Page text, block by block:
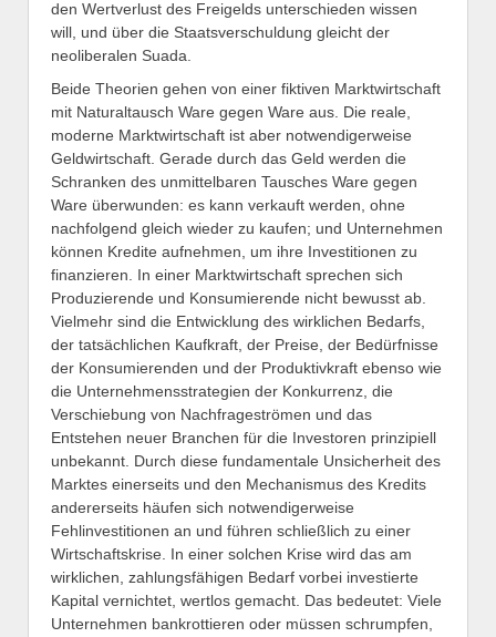
den Wertverlust des Freigelds unterschieden wissen
will, und über die Staatsverschuldung gleicht der
neoliberalen Suada.
Beide Theorien gehen von einer fiktiven Marktwirtschaft
mit Naturaltausch Ware gegen Ware aus. Die reale,
moderne Marktwirtschaft ist aber notwendigerweise
Geldwirtschaft. Gerade durch das Geld werden die
Schranken des unmittelbaren Tausches Ware gegen
Ware überwunden: es kann verkauft werden, ohne
nachfolgend gleich wieder zu kaufen; und Unternehmen
können Kredite aufnehmen, um ihre Investitionen zu
finanzieren. In einer Marktwirtschaft sprechen sich
Produzierende und Konsumierende nicht bewusst ab.
Vielmehr sind die Entwicklung des wirklichen Bedarfs,
der tatsächlichen Kaufkraft, der Preise, der Bedürfnisse
der Konsumierenden und der Produktivkraft ebenso wie
die Unternehmensstrategien der Konkurrenz, die
Verschiebung von Nachfrageströmen und das
Entstehen neuer Branchen für die Investoren prinzipiell
unbekannt. Durch diese fundamentale Unsicherheit des
Marktes einerseits und den Mechanismus des Kredits
andererseits häufen sich notwendigerweise
Fehlinvestitionen an und führen schließlich zu einer
Wirtschaftskrise. In einer solchen Krise wird das am
wirklichen, zahlungsfähigen Bedarf vorbei investierte
Kapital vernichtet, wertlos gemacht. Das bedeutet: Viele
Unternehmen bankrottieren oder müssen schrumpfen,